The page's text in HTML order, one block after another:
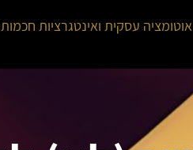
אוטומציה עסקית ואינטגרציות חכמות